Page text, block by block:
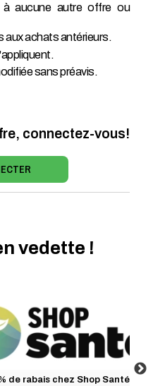
à aucune autre offre ou
aux achats antérieurs.
sans préavis.
connectez-vous!
vedette !
Shop Santé